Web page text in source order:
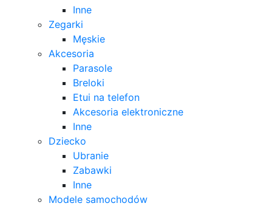
Inne
Zegarki
Męskie
Akcesoria
Parasole
Breloki
Etui na telefon
Akcesoria elektroniczne
Inne
Dziecko
Ubranie
Zabawki
Inne
Modele samochodów